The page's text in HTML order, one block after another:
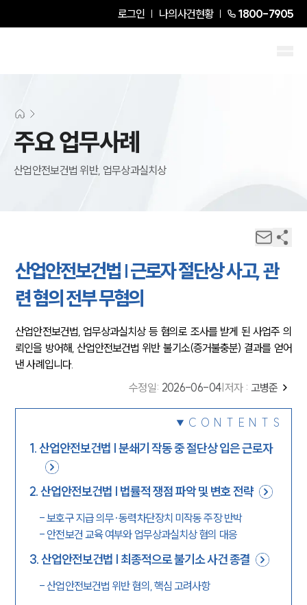
로그인 나의사건현황 1800-7905
주요 업무사례
산업안전보건법 위반, 업무상과실치상
산업안전보건법 | 근로자 절단상 사고, 관
련 혐의 전부 무혐의
산업안전보건법, 업무상과실치상 등 혐의로 조사를 받게 된 사업주 의
뢰인을 방어해, 산업안전보건법 위반 불기소(증거불충분) 결과를 얻어
낸 사례입니다.
수정일: 2026-06-04 저자 : 고병준
CONTENTS
1.산업안전보건법 | 분쇄기 작동 중 절단상 입은 근로자
2.산업안전보건법 | 법률적 쟁점 파악 및 변호 전략
-보호구 지급 의무·동력차단장치 미작동 주장 반박
- 안전보건 교육 여부와 업무상과실치상 혐의 대응
3.산업안전보건법 | 최종적으로 불기소 사건 종결
-산업안전보건법 위반 혐의, 핵심 고려사항